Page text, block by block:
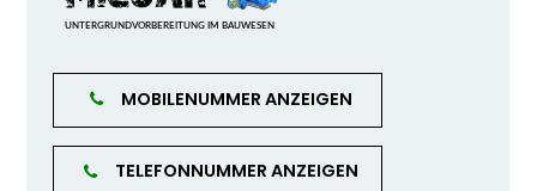
MOBILENUMMER ANZEIGEN
TELEFONNUMMER ANZEIGEN